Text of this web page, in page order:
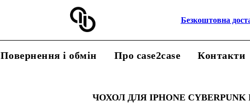
Безкоштовна
Повернення і обмін Про case2case Контакти
ЧОХОЛ ДЛЯ IPHONE